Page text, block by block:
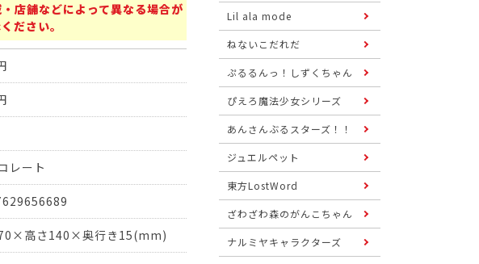
店舗などによって異なる場合が
ださい。
レート
高さ140×奥行き15(mm)
Lil ala mode
ねないこだれだ
ぷるるんっ！しずくちゃん
ぴえろ魔法少女シリーズ
あんさんぶるスターズ！！
ジュエルペット
東方LostWord
ざわざわ森のがんこちゃん
ナルミヤキャラクターズ